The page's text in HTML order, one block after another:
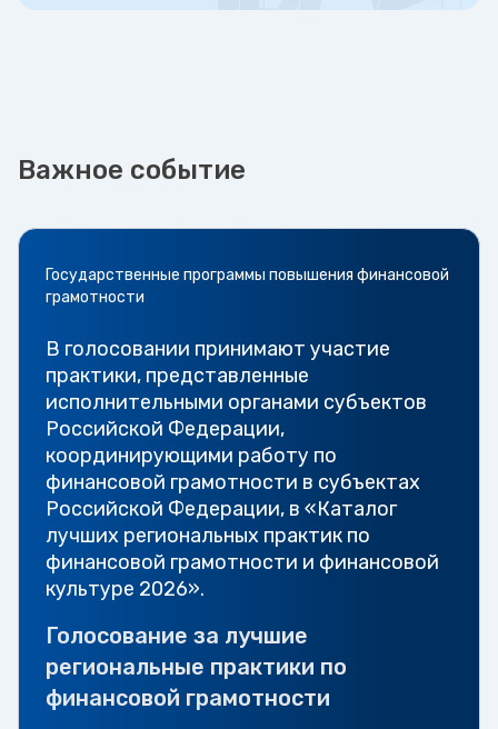
Важное событие
Государственные программы повышения финансовой
грамотности
В голосовании принимают участие
практики, представленные
исполнительными органами субъектов
Российской Федерации,
координирующими работу по
финансовой грамотности в субъектах
Российской Федерации, в «Каталог
лучших региональных практик по
финансовой грамотности и финансовой
культуре 2026».
Голосование за лучшие
региональные практики по
финансовой грамотности